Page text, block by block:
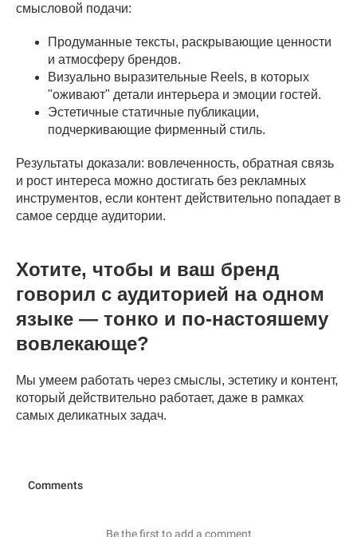
смысловой подачи:
Продуманные тексты, раскрывающие ценности
и атмосферу брендов.
Визуально выразительные Reels, в которых
"оживают" детали интерьера и эмоции гостей.
Эстетичные статичные публикации,
подчеркивающие фирменный стиль.
Результаты доказали: вовлеченность, обратная связь
и рост интереса можно достигать без рекламных
инструментов, если контент действительно попадает в
самое сердце аудитории.
Хотите, чтобы и ваш бренд
говорил с аудиторией на одном
языке — тонко и по-настояшему
вовлекающе?
Мы умеем работать через смыслы, эстетику и контент,
который действительно работает, даже в рамках
самых деликатных задач.